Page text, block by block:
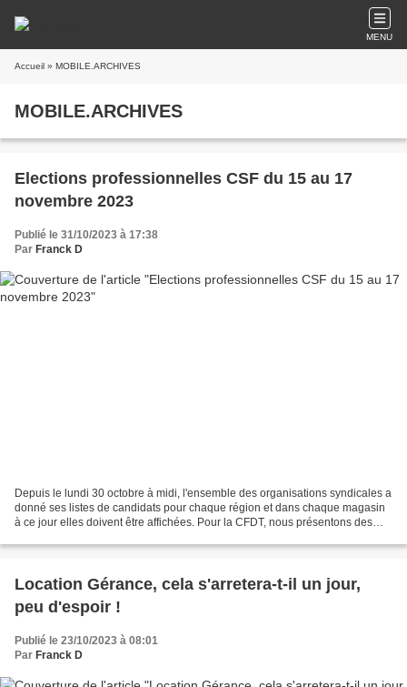
MENU
Accueil » MOBILE.ARCHIVES
MOBILE.ARCHIVES
Elections professionnelles CSF du 15 au 17
novembre 2023
Publié le 31/10/2023 à 17:38
Par Franck D
Depuis le lundi 30 octobre à midi, l'ensemble des organisations syndicales a
donné ses listes de candidats pour chaque région et dans chaque magasin
à ce jour elles doivent être affichées. Pour la CFDT, nous présentons des
Location Gérance, cela s'arretera-t-il un jour,
peu d'espoir !
Publié le 23/10/2023 à 08:01
Par Franck D